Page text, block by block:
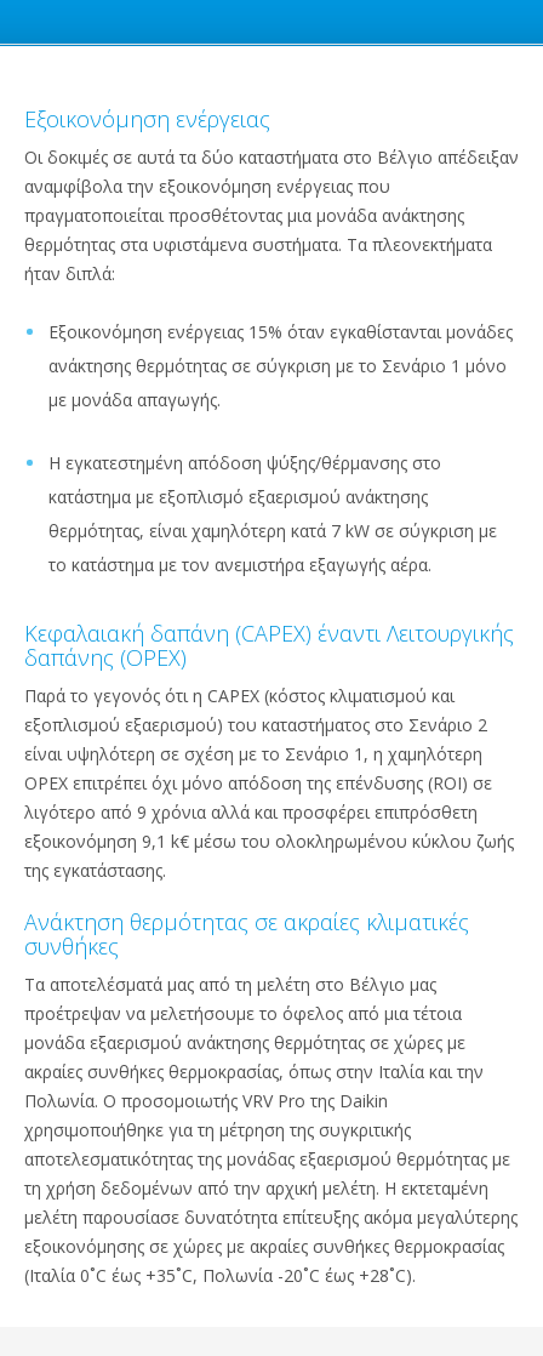
Εξοικονόμηση ενέργειας
Οι δοκιμές σε αυτά τα δύο καταστήματα στο Βέλγιο απέδειξαν
αναμφίβολα την εξοικονόμηση ενέργειας που
πραγματοποιείται προσθέτοντας μια μονάδα ανάκτησης
θερμότητας στα υφιστάμενα συστήματα. Τα πλεονεκτήματα
ήταν διπλά:
Εξοικονόμηση ενέργειας 15% όταν εγκαθίστανται μονάδες
ανάκτησης θερμότητας σε σύγκριση με το Σενάριο 1 μόνο
με μονάδα απαγωγής.
Η εγκατεστημένη απόδοση ψύξης/θέρμανσης στο
κατάστημα με εξοπλισμό εξαερισμού ανάκτησης
θερμότητας, είναι χαμηλότερη κατά 7 kW σε σύγκριση με
το κατάστημα με τον ανεμιστήρα εξαγωγής αέρα.
Κεφαλαιακή δαπάνη (CAPEX) έναντι Λειτουργικής
δαπάνης (OPEX)
Παρά το γεγονός ότι η CAPEX (κόστος κλιματισμού και
εξοπλισμού εξαερισμού) του καταστήματος στο Σενάριο 2
είναι υψηλότερη σε σχέση με το Σενάριο 1, η χαμηλότερη
OPEX επιτρέπει όχι μόνο απόδοση της επένδυσης (ROI) σε
λιγότερο από 9 χρόνια αλλά και προσφέρει επιπρόσθετη
εξοικονόμηση 9,1 k€ μέσω του ολοκληρωμένου κύκλου ζωής
της εγκατάστασης.
Ανάκτηση θερμότητας σε ακραίες κλιματικές
συνθήκες
Τα αποτελέσματά μας από τη μελέτη στο Βέλγιο μας
προέτρεψαν να μελετήσουμε το όφελος από μια τέτοια
μονάδα εξαερισμού ανάκτησης θερμότητας σε χώρες με
ακραίες συνθήκες θερμοκρασίας, όπως στην Ιταλία και την
Πολωνία. Ο προσομοιωτής VRV Pro της Daikin
χρησιμοποιήθηκε για τη μέτρηση της συγκριτικής
αποτελεσματικότητας της μονάδας εξαερισμού θερμότητας με
τη χρήση δεδομένων από την αρχική μελέτη. Η εκτεταμένη
μελέτη παρουσίασε δυνατότητα επίτευξης ακόμα μεγαλύτερης
εξοικονόμησης σε χώρες με ακραίες συνθήκες θερμοκρασίας
(Ιταλία 0˚C έως +35˚C, Πολωνία -20˚C έως +28˚C).